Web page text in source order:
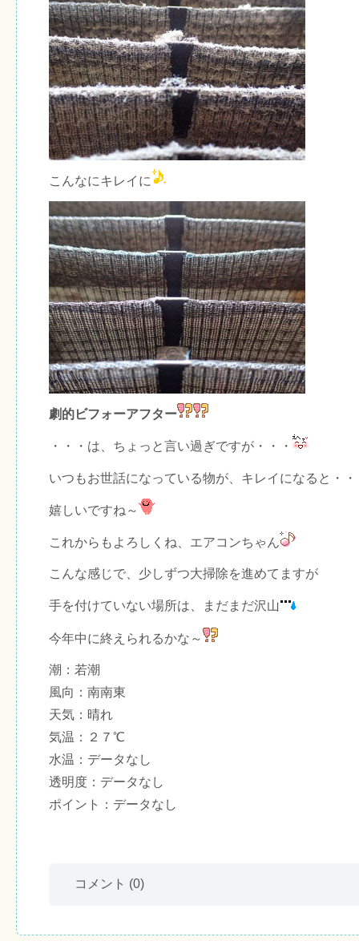
こんなにキレイに
劇的ビフォーアフター
・・・は、ちょっと言い過ぎですが・・・
いつもお世話になっている物が、キレイになると・
嬉しいですね～
これからもよろしくね、エアコンちゃん
こんな感じで、少しずつ大掃除を進めてますが
手を付けていない場所は、まだまだ沢山
今年中に終えられるかな～
潮：若潮
風向：南南東
天気：晴れ
気温：２７℃
水温：データなし
透明度：データなし
ポイント：データなし
コメント (0)